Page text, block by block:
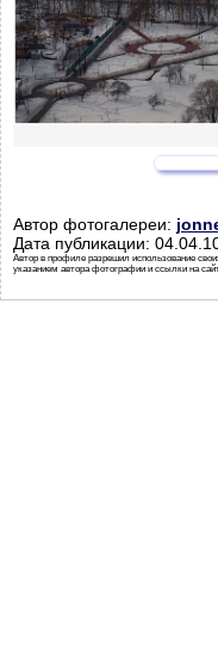
Автор фотогалереи:
Дата публикации:
Автор в профиле разрешил использование
указанием автора фотографии и ссылки на